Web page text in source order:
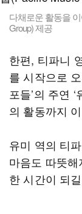
다채로운 활동을
Group) 제공
한편, 티파니
를 시작으로
포들’의 주연
의 활동까지
유미 역의 티
마음도 따뜻
한 시간이 되